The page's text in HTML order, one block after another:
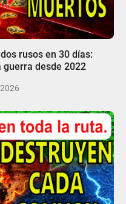
rusos en 30 días:
desde 2022